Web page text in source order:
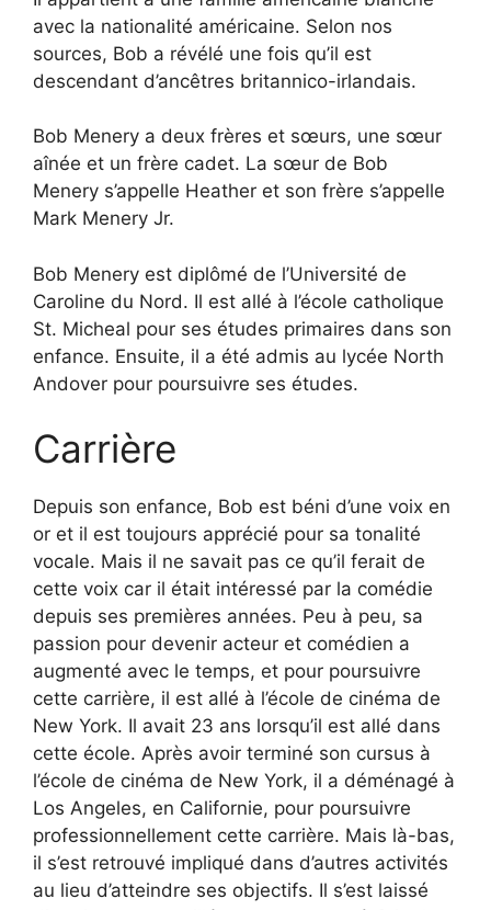
avec la nationalité américaine. Selon nos
sources, Bob a révélé une fois qu’il est
descendant d’ancêtres britannico-irlandais.
Bob Menery a deux frères et sœurs, une sœur
aînée et un frère cadet. La sœur de Bob
Menery s’appelle Heather et son frère s’appelle
Mark Menery Jr.
Bob Menery est diplômé de l’Université de
Caroline du Nord. Il est allé à l’école catholique
St. Micheal pour ses études primaires dans son
enfance. Ensuite, il a été admis au lycée North
Andover pour poursuivre ses études.
Carrière
Depuis son enfance, Bob est béni d’une voix en
or et il est toujours apprécié pour sa tonalité
vocale. Mais il ne savait pas ce qu’il ferait de
cette voix car il était intéressé par la comédie
depuis ses premières années. Peu à peu, sa
passion pour devenir acteur et comédien a
augmenté avec le temps, et pour poursuivre
cette carrière, il est allé à l’école de cinéma de
New York. Il avait 23 ans lorsqu’il est allé dans
cette école. Après avoir terminé son cursus à
l’école de cinéma de New York, il a déménagé à
Los Angeles, en Californie, pour poursuivre
professionnellement cette carrière. Mais là-bas,
il s’est retrouvé impliqué dans d’autres activités
au lieu d’atteindre ses objectifs. Il s’est laissé